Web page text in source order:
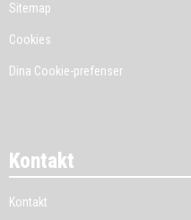
Sitemap
Cookies
Dina Cookie-prefenser
Kontakt
Kontakt